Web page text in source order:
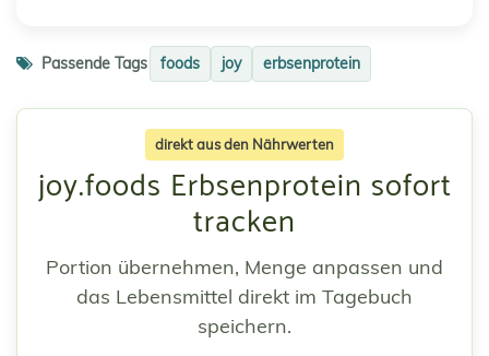
Passende Tags foods joy erbsenprotein
direkt aus den Nährwerten
joy.foods Erbsenprotein sofort
tracken
Portion übernehmen, Menge anpassen und
das Lebensmittel direkt im Tagebuch
speichern.